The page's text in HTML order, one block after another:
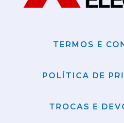
TERMOS E
POLÍTICA DE
TROCAS E